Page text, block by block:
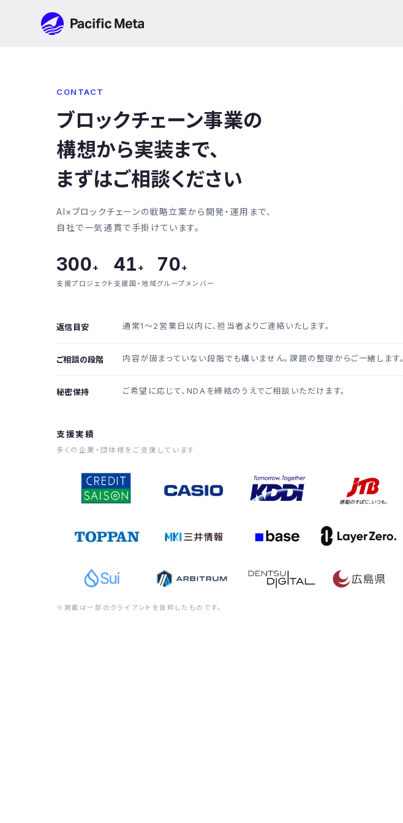
CONTACT
ブロックチェーン事業の
構想から実装まで、
まずはご相談ください
AI×ブロックチェーンの戦略立案から開発・運用まで、
自社で一気通貫で手掛けています。
300+
支援プロジェクト
41 +
支援国・地域
70+
グループメンバー
返信目安 通常1〜2営業日以内に、担当者よりご連絡いたします。
ご相談の段階 内容が固まっていない段階でも構いません。課題の整理からご一緒します。
秘密保持 ご希望に応じて、NDAを締結のうえでご相談いただけます。
支援実績
多くの企業・団体様をご支援しています
※掲載は一部のクライアントを抜粋したものです。